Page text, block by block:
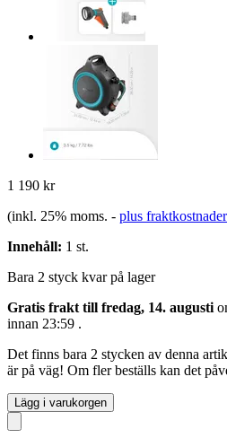
1 190 kr
(inkl. 25% moms. - plus fraktkostnader
Innehåll: 1 st.
Bara 2 styck kvar på lager
Gratis frakt till fredag, 14. augusti
innan 23:59 .
Det finns bara 2 stycken av denna
är på väg! Om fler beställs kan det
Lägg i varukorgen